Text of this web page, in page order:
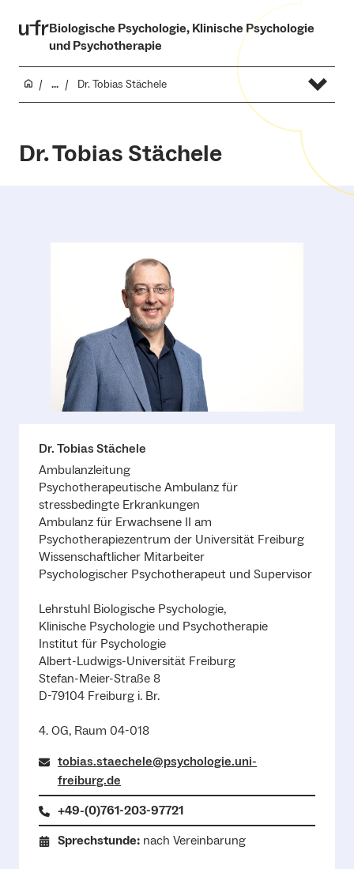
Biologische Psychologie, Klinische Psychologie
und Psychotherapie
... Dr. Tobias Stächele
Dr. Tobias Stächele
Dr. Tobias Stächele
Ambulanzleitung
Psychotherapeutische Ambulanz für
stressbedingte Erkrankungen
Ambulanz für Erwachsene II am
Psychotherapiezentrum der Universität Freiburg
Wissenschaftlicher Mitarbeiter
Psychologischer Psychotherapeut und Supervisor
Lehrstuhl Biologische Psychologie,
Klinische Psychologie und Psychotherapie
Institut für Psychologie
Albert-Ludwigs-Universität Freiburg
Stefan-Meier-Straße 8
D-79104 Freiburg i. Br.
4. OG, Raum 04-018
tobias.staechele@psychologie.uni-
freiburg.de
+49-(0)761-203-97721
Sprechstunde: nach Vereinbarung